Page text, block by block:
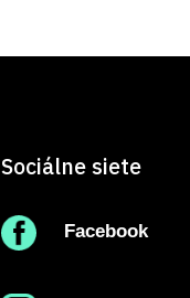
Sociálne siete
Facebook